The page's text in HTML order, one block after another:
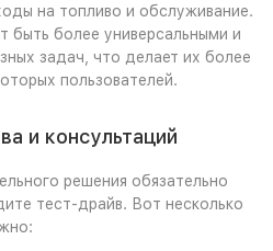
на топливо и обслуживание.
быть более универсальными и
задач, что делает их более
пользователей.
и консультаций
решения обязательно
тест-драйв. Вот несколько